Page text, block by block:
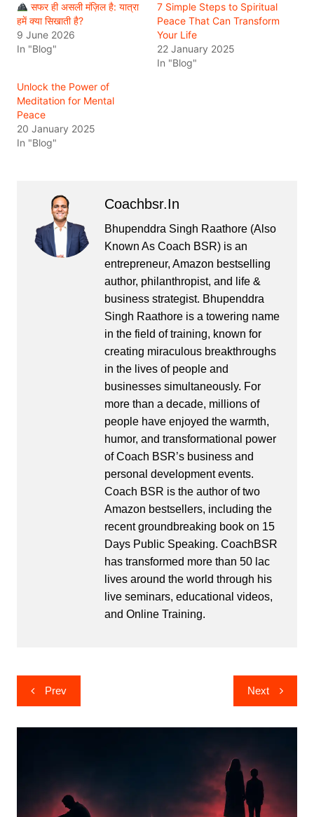
सफर ही असली मंज़िल है: यात्रा
हमें क्या सिखाती है?
9 June 2026
In "Blog"
7 Simple Steps to Spiritual
Peace That Can Transform
Your Life
22 January 2025
In "Blog"
Unlock the Power of
Meditation for Mental
Peace
20 January 2025
In "Blog"
Coachbsr.in
Bhupenddra Singh Raathore (Also
Known As Coach BSR) is an
entrepreneur, Amazon bestselling
author, philanthropist, and life &
business strategist. Bhupenddra
Singh Raathore is a towering name
in the field of training, known for
creating miraculous breakthroughs
in the lives of people and
businesses simultaneously. For
more than a decade, millions of
people have enjoyed the warmth,
humor, and transformational power
of Coach BSR’s business and
personal development events.
Coach BSR is the author of two
Amazon bestsellers, including the
recent groundbreaking book on 15
Days Public Speaking. CoachBSR
has transformed more than 50 lac
lives around the world through his
live seminars, educational videos,
and Online Training.
Post
navigation
Prev Next